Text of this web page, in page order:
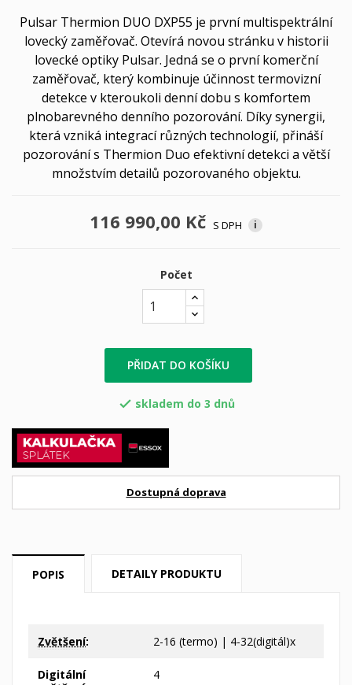
Pulsar Thermion DUO DXP55 je první multispektrální
lovecký zaměřovač. Otevírá novou stránku v historii
lovecké optiky Pulsar. Jedná se o první komerční
zaměřovač, který kombinuje účinnost termovizní
detekce v kteroukoli denní dobu s komfortem
plnobarevného denního pozorování. Díky synergii,
která vzniká integrací různých technologií, přináší
pozorování s Thermion Duo efektivní detekci a větší
množstvím detailů pozorovaného objektu.
116 990,00 Kč S DPH i
Počet
PŘIDAT DO KOŠÍKU
 skladem do 3 dnů
Dostupná doprava
POPIS DETAILY PRODUKTU
Zvětšení: 2-16 (termo) | 4-32(digitál)x
Digitální
4